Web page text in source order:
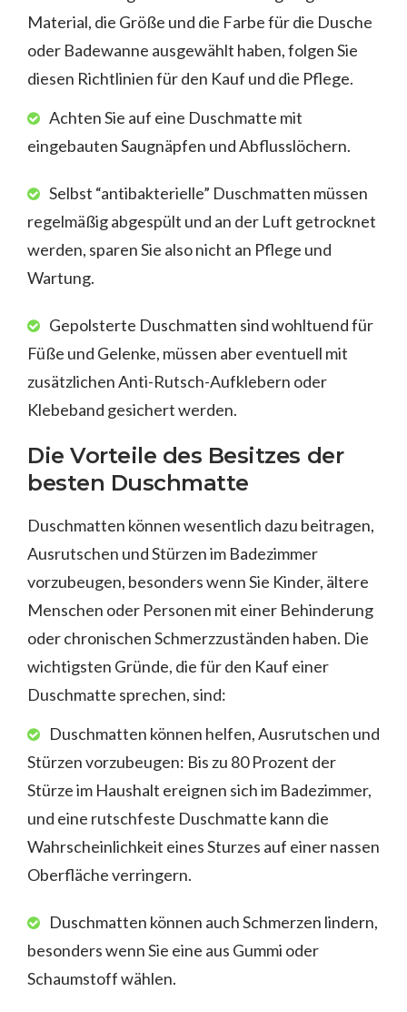
Material, die Größe und die Farbe für die Dusche
oder Badewanne ausgewählt haben, folgen Sie
diesen Richtlinien für den Kauf und die Pflege.
Achten Sie auf eine Duschmatte mit
eingebauten Saugnäpfen und Abflusslöchern.
Selbst “antibakterielle” Duschmatten müssen
regelmäßig abgespült und an der Luft getrocknet
werden, sparen Sie also nicht an Pflege und
Wartung.
Gepolsterte Duschmatten sind wohltuend für
Füße und Gelenke, müssen aber eventuell mit
zusätzlichen Anti-Rutsch-Aufklebern oder
Klebeband gesichert werden.
Die Vorteile des Besitzes der
besten Duschmatte
Duschmatten können wesentlich dazu beitragen,
Ausrutschen und Stürzen im Badezimmer
vorzubeugen, besonders wenn Sie Kinder, ältere
Menschen oder Personen mit einer Behinderung
oder chronischen Schmerzzuständen haben. Die
wichtigsten Gründe, die für den Kauf einer
Duschmatte sprechen, sind:
Duschmatten können helfen, Ausrutschen und
Stürzen vorzubeugen: Bis zu 80 Prozent der
Stürze im Haushalt ereignen sich im Badezimmer,
und eine rutschfeste Duschmatte kann die
Wahrscheinlichkeit eines Sturzes auf einer nassen
Oberfläche verringern.
Duschmatten können auch Schmerzen lindern,
besonders wenn Sie eine aus Gummi oder
Schaumstoff wählen.